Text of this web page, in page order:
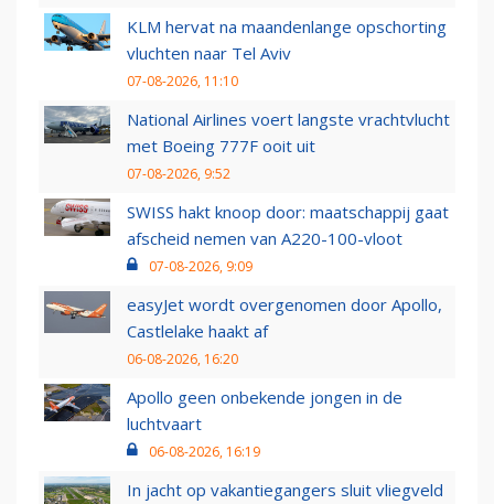
KLM hervat na maandenlange opschorting
vluchten naar Tel Aviv
07-08-2026, 11:10
National Airlines voert langste vrachtvlucht
met Boeing 777F ooit uit
07-08-2026, 9:52
SWISS hakt knoop door: maatschappij gaat
afscheid nemen van A220-100-vloot
07-08-2026, 9:09
easyJet wordt overgenomen door Apollo,
Castlelake haakt af
06-08-2026, 16:20
Apollo geen onbekende jongen in de
luchtvaart
06-08-2026, 16:19
In jacht op vakantiegangers sluit vliegveld